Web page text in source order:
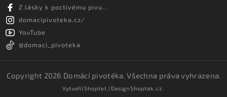
Z lásky k poctivému pivu...
domacipivoteka.cz/
YouTube
@domaci_pivoteka
Copyright 2026 Domácí pivotéka. Všechna práva vyhrazena.
VytvořilShoptet | DesignShoptak.cz.